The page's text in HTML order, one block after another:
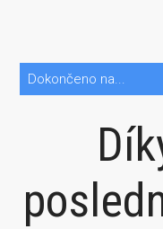
Dokončeno na...